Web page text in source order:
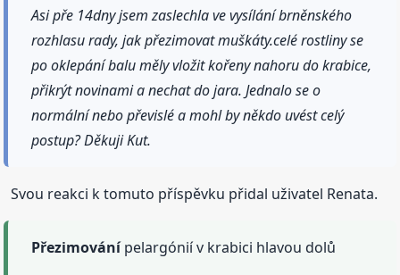
Asi pře 14dny jsem zaslechla ve vysílání brněnského
rozhlasu rady, jak přezimovat muškáty.celé rostliny se
po oklepání balu měly vložit kořeny nahoru do krabice,
přikrýt novinami a nechat do jara. Jednalo se o
normální nebo převislé a mohl by někdo uvést celý
postup? Děkuji Kut.
Svou reakci k tomuto příspěvku přidal uživatel Renata.
Přezimovánípelargónií v krabici hlavou dolů